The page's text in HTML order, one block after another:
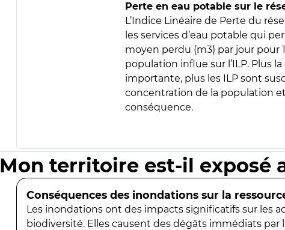
Perte en eau potable sur le
L’Indice Linéaire de Perte du
les services d’eau potable qui
moyen perdu (m3) par jour pour
population influe sur l’ILP. Plus
importante, plus les ILP sont
concentration de la population
conséquence.
Mon territoire est-il exposé
Conséquences des inondations sur la
Les inondations ont des impacts significatifs sur les
biodiversité. Elles causent des dégâts immédiats